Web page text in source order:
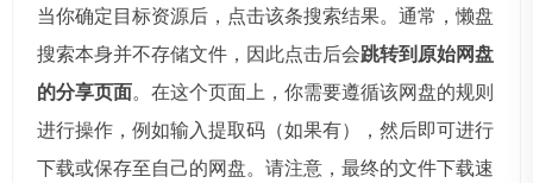
当你确定目标资源后，点击该条搜索结果。通常，懒盘
搜索本身并不存储文件，因此点击后会跳转到原始网盘
的分享页面。在这个页面上，你需要遵循该网盘的规则
进行操作，例如输入提取码（如果有），然后即可进行
下载或保存至自己的网盘。请注意，最终的文件下载速